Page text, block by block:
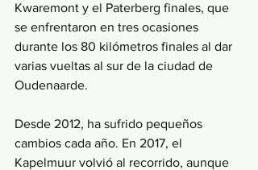
Kwaremont y el Paterberg finales, que
se enfrentaron en tres ocasiones
durante los 80 kilómetros finales al dar
varias vueltas al sur de la ciudad de
Oudenaarde.
Desde 2012, ha sufrido pequeños
cambios cada año. En 2017, el
Kapelmuur volvió al recorrido, aunque